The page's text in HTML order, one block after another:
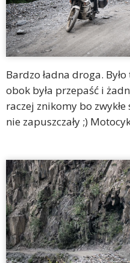
Bardzo ładna droga.
obok była przepaść i
raczej znikomy bo
nie zapuszczały ;)